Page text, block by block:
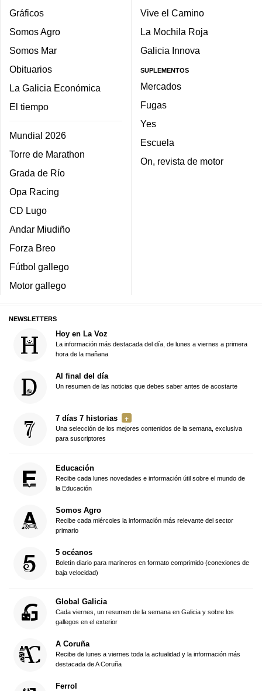
Gráficos
Somos Agro
Somos Mar
Obituarios
La Galicia Económica
El tiempo
Mundial 2026
Torre de Marathon
Grada de Río
Opa Racing
CD Lugo
Andar Miudiño
Forza Breo
Fútbol gallego
Motor gallego
Vive el Camino
La Mochila Roja
Galicia Innova
SUPLEMENTOS
Mercados
Fugas
Yes
Escuela
On, revista de motor
NEWSLETTERS
Hoy en La Voz
La información más destacada del día, de lunes a viernes a primera
hora de la mañana
Al final del día
Un resumen de las noticias que debes saber antes de acostarte
7 días 7 historias
Una selección de los mejores contenidos de la semana, exclusiva
para suscriptores
Educación
Recibe cada lunes novedades e información útil sobre el mundo de
la Educación
Somos Agro
Recibe cada miércoles la información más relevante del sector
primario
5 océanos
Boletín diario para marineros en formato comprimido (conexiones de
baja velocidad)
Global Galicia
Cada viernes, un resumen de la semana en Galicia y sobre los
gallegos en el exterior
A Coruña
Recibe de lunes a viernes toda la actualidad y la información más
destacada de A Coruña
Ferrol